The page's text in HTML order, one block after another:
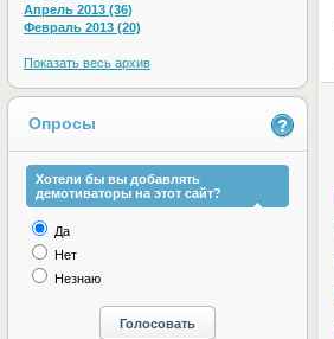
Апрель 2013 (36)
Февраль 2013 (20)
Показать весь архив
Опросы
Хотели бы вы добавлять
демотиваторы на этот сайт?
Да
Нет
Незнаю